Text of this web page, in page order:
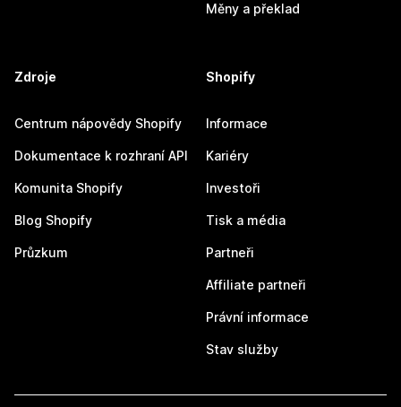
Měny a překlad
Zdroje
Centrum nápovědy Shopify
Dokumentace k rozhraní API
Komunita Shopify
Blog Shopify
Průzkum
Shopify
Informace
Kariéry
Investoři
Tisk a média
Partneři
Affiliate partneři
Právní informace
Stav služby